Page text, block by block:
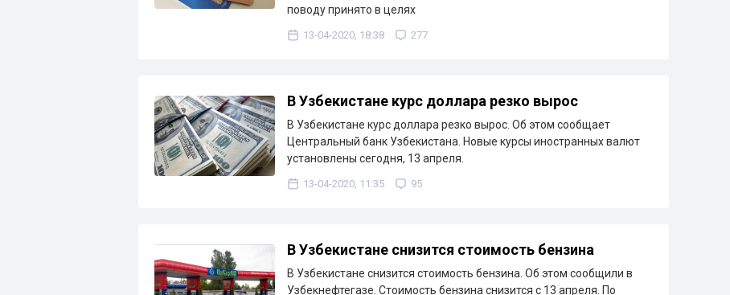
поводу принято в целях
13-04-2020, 18:38 277
В Узбекистане курс доллара резко вырос
В Узбекистане курс доллара резко вырос. Об этом сообщает
Центральный банк Узбекистана. Новые курсы иностранных валют
установлены сегодня, 13 апреля.
13-04-2020, 11:35 95
В Узбекистане снизится стоимость бензина
В Узбекистане снизится стоимость бензина. Об этом сообщили в
Узбекнефтегазе. Стоимость бензина снизится с 13 апреля. По